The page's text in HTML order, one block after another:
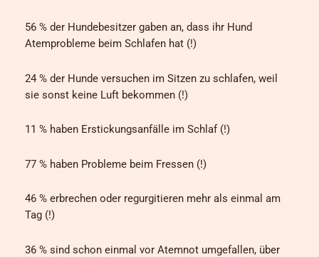
56 % der Hundebesitzer gaben an, dass ihr Hund
Atemprobleme beim Schlafen hat (!)
24 % der Hunde versuchen im Sitzen zu schlafen, weil
sie sonst keine Luft bekommen (!)
11 % haben Erstickungsanfälle im Schlaf (!)
77 % haben Probleme beim Fressen (!)
46 % erbrechen oder regurgitieren mehr als einmal am
Tag (!)
36 % sind schon einmal vor Atemnot umgefallen, über